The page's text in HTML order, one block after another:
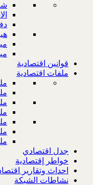
قوانين اقتصادية
ملفات اقتصادية
جدل اقتصادي
خواطر إقتصادية
احداث وتقارير
نشاطات الشبكة